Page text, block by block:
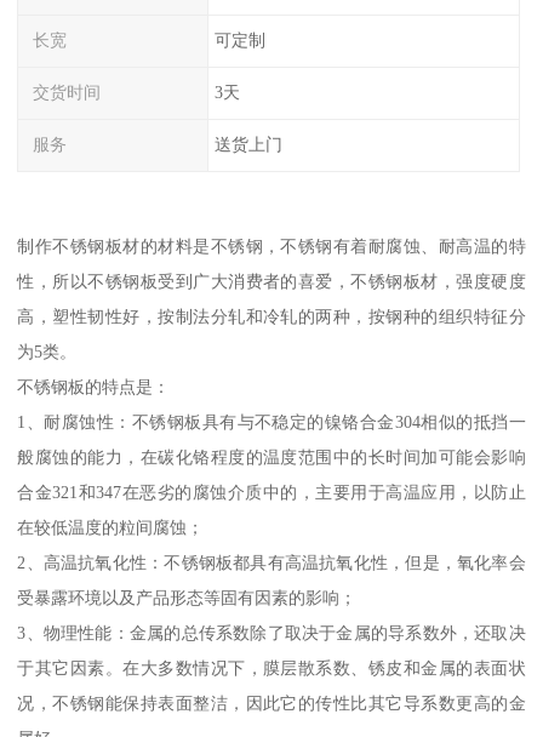
长宽 可定制
交货时间 3天
服务 送货上门
制作不锈钢板材的材料是不锈钢，不锈钢有着耐腐蚀、耐高温的特
性，所以不锈钢板受到广大消费者的喜爱，不锈钢板材，强度硬度
高，塑性韧性好，按制法分轧和冷轧的两种，按钢种的组织特征分
为5类。
不锈钢板的特点是：
1、耐腐蚀性：不锈钢板具有与不稳定的镍铬合金304相似的抵挡一
般腐蚀的能力，在碳化铬程度的温度范围中的长时间加可能会影响
合金321和347在恶劣的腐蚀介质中的，主要用于高温应用，以防止
在较低温度的粒间腐蚀；
2、高温抗氧化性：不锈钢板都具有高温抗氧化性，但是，氧化率会
受暴露环境以及产品形态等固有因素的影响；
3、物理性能：金属的总传系数除了取决于金属的导系数外，还取决
于其它因素。在大多数情况下，膜层散系数、锈皮和金属的表面状
况，不锈钢能保持表面整洁，因此它的传性比其它导系数更高的金